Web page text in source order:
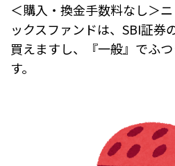
＜購入・換金手数料なし＞
ックスファンドは、 SBI証券
買えますし、『一般』でふ
す。